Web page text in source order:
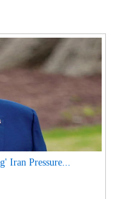
Iran Pressure...